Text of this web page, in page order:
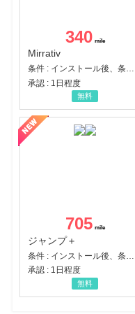
340
Mirrativ
条件 : インストール後、条件達成
承認 : 1日程度
無料
705
ジャンプ＋
承認 : 1日程度
無料